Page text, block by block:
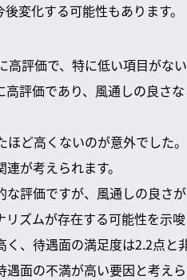
変化する可能性もあります。
評価で、特に低い項目がな
評価であり、風通しの良さ
ど高くないのが意外でした
が考えられます。
評価ですが、風通しの良さ
ズムが存在する可能性を示唆
、待遇面の満足度は2.2点と
面の不満が高い要因と考えら